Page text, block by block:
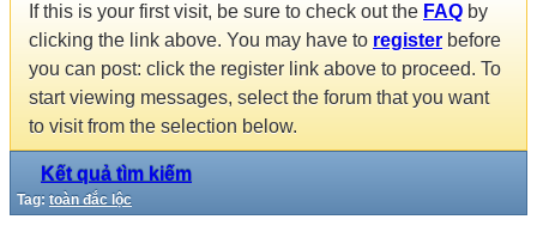
If this is your first visit, be sure to check out the FAQ by
clicking the link above. You may have to register before
you can post: click the register link above to proceed. To
start viewing messages, select the forum that you want
to visit from the selection below.
Kết quả tìm kiếm
Tag: toàn đắc lộc